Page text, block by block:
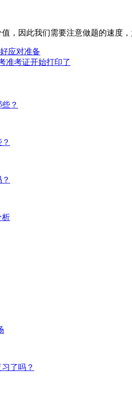
，因此我们需要注意做题的速度
应对准备
准考证开始打印了